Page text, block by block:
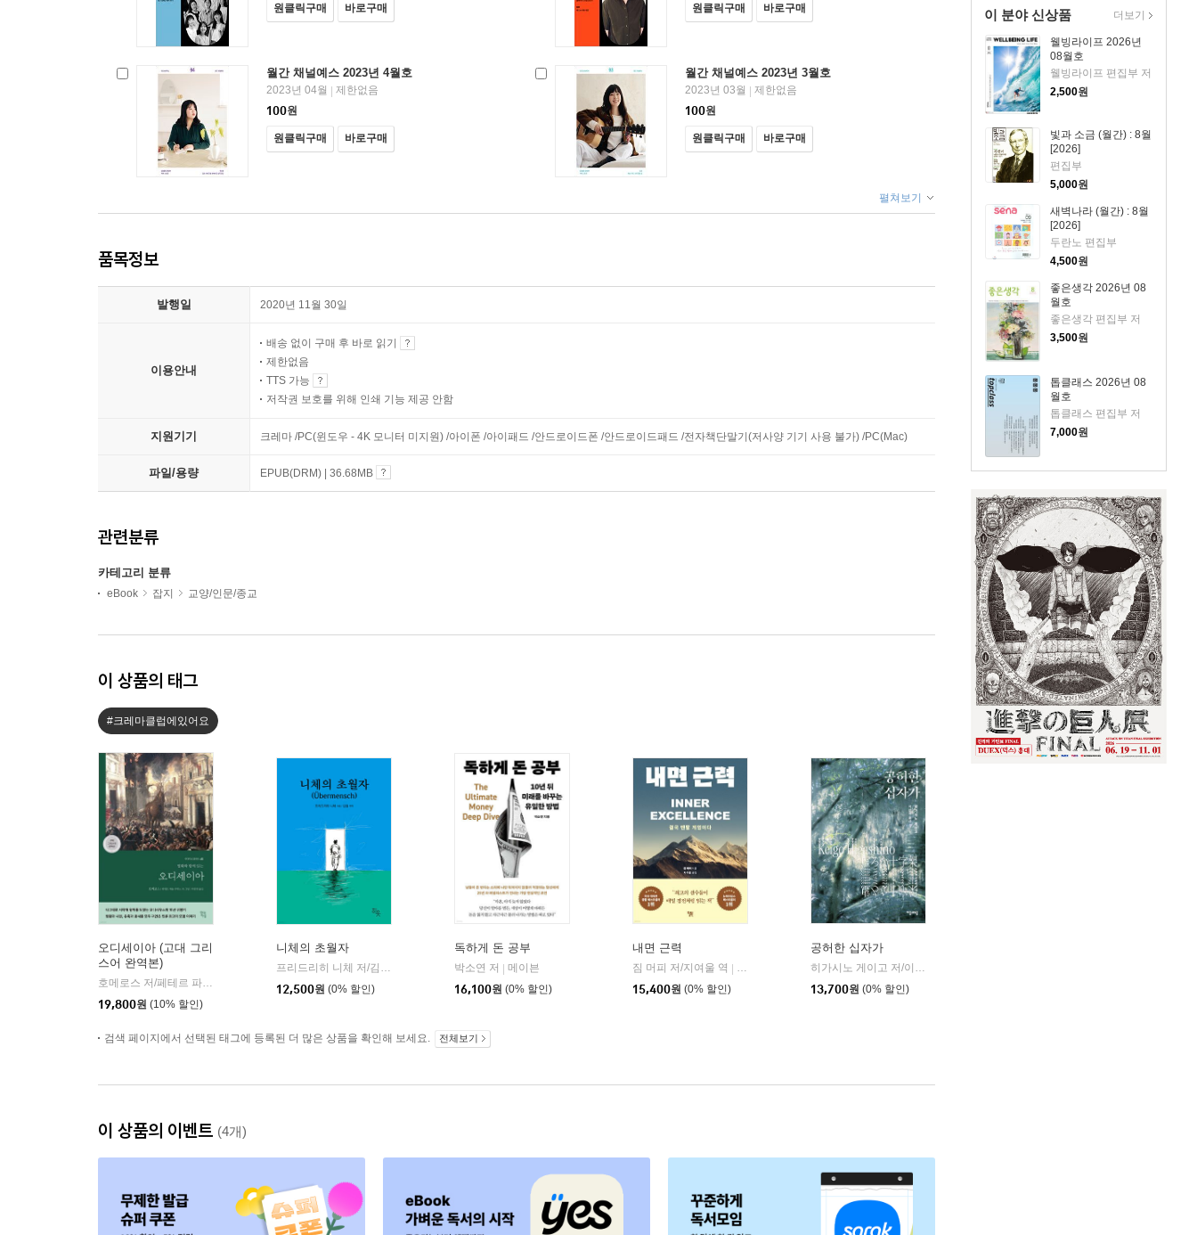
이 분야 신상품
웰빙라이프 2026년
08월호
웰빙라이프 편집부 저
2,500원
빛과 소금 (월간) : 8월
[2026]
편집부
5,000원
새벽나라 (월간) : 8월
[2026]
두란노 편집부
4,500원
좋은생각 2026년 08
월호
좋은생각 편집부 저
3,500원
톱클래스 2026년 08
월호
톱클래스 편집부 저
7,000원
더보기
원클릭구매 바로구매 원클릭구매 바로구매
월간 채널예스 2023년 4월호
2023년 04월 | 제한없음
100원
원클릭구매 바로구매
월간 채널예스 2023년 3월호
2023년 03월 | 제한없음
100원
원클릭구매 바로구매
펼쳐보기
품목정보
발행일 2020년 11월 30일
이용안내
배송 없이 구매 후 바로 읽기
제한없음
TTS 가능
저작권 보호를 위해 인쇄 기능 제공 안함
지원기기 크레마 /PC(윈도우 - 4K 모니터 미지원) /아이폰 /아이패드 /안드로이드폰 /안드로이드패드 /전자책단말기(저사양 기기 사용 불가) /PC(Mac)
파일/용량 EPUB(DRM) | 36.68MB
관련분류
카테고리 분류
eBook 잡지 교양/인문/종교
이 상품의 태그
#크레마클럽에있어요
오디세이아 (고대 그리
스어 완역본)
| 현대지성
19,800원 (10% 할인)
니체의 초월자
12,500원 (0% 할인)
독하게 돈 공부
박소연 저 | 메이븐
16,100원 (0% 할인)
내면 근력
짐 머피 저/지여울 역 |
15,400원 (0% 할인)
공허한 십자가
13,700원 (0% 할인)
검색 페이지에서 선택된 태그에 등록된 더 많은 상품을 확인해 보세요. 전체보기
이 상품의 이벤트 (4개)